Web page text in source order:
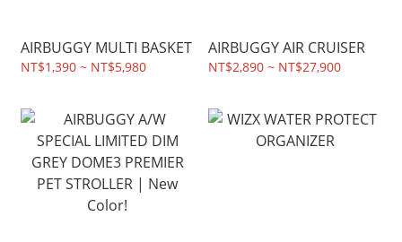
AIRBUGGY MULTI BASKET
NT$1,390 ~ NT$5,980
AIRBUGGY AIR CRUISER
NT$2,890 ~ NT$27,900